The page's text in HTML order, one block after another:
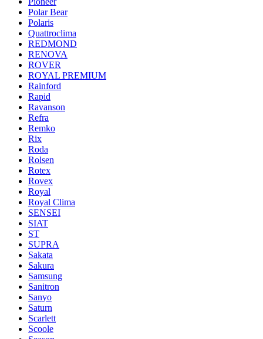
Polar Bear
Polaris
Quattroclima
REDMOND
RENOVA
ROVER
ROYAL PREMIUM
Rainford
Rapid
Ravanson
Refra
Remko
Rix
Roda
Rolsen
Rotex
Rovex
Royal
Royal Clima
SENSEI
SIAT
ST
SUPRA
Sakata
Sakura
Samsung
Sanitron
Sanyo
Saturn
Scarlett
Scoole